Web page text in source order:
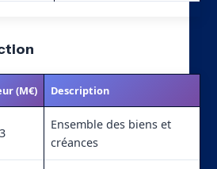
(M€) Description
Ensemble des biens et
créances